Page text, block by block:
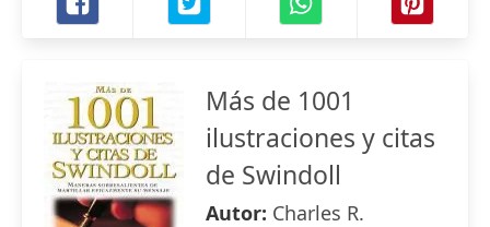
Más de 1001
ilustraciones y citas
de Swindoll
Autor: Charles R.